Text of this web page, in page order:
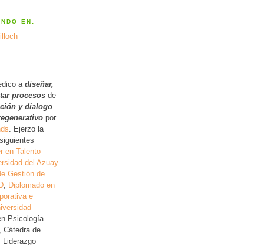
EN:
a diseñar,
procesos de
y dialogo
por
. Ejerzo la
en Talento
del Azuay
Gestión de
Diplomado en
e
Psicología
Cátedra de
Liderazgo